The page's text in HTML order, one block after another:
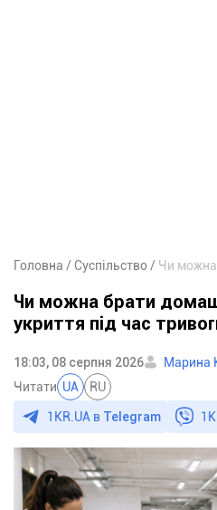
Головна Суспільство
Чи можна брати
укриття під час
18:03, 08 серпня 2026
Марина
Читати UA RU
1KR.UA в Telegram